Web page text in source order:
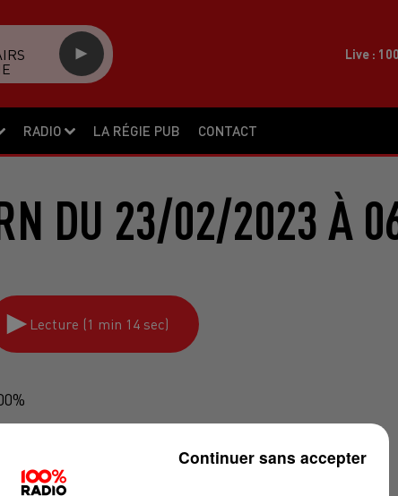
RADIO LA RÉGIE PUB CONTACT
Live :
DU 23/02/2023 À
Lecture (1 min 14 sec)
Continuer sans accepter